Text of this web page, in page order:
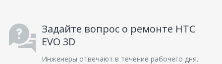
Задайте вопрос о ремонте HTC
EVO 3D
Инженеры отвечают в течение рабочего дня.